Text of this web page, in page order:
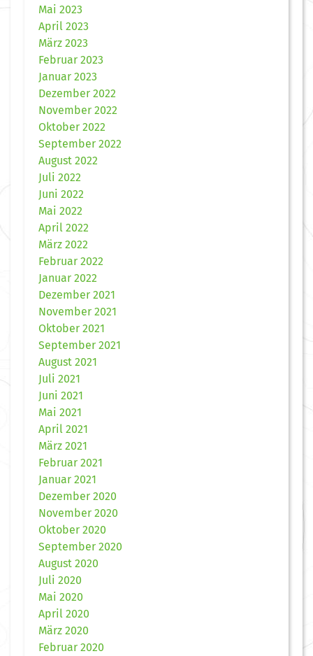
Mai 2023
April 2023
März 2023
Februar 2023
Januar 2023
Dezember 2022
November 2022
Oktober 2022
September 2022
August 2022
Juli 2022
Juni 2022
Mai 2022
April 2022
März 2022
Februar 2022
Januar 2022
Dezember 2021
November 2021
Oktober 2021
September 2021
August 2021
Juli 2021
Juni 2021
Mai 2021
April 2021
März 2021
Februar 2021
Januar 2021
Dezember 2020
November 2020
Oktober 2020
September 2020
August 2020
Juli 2020
Mai 2020
April 2020
März 2020
Februar 2020